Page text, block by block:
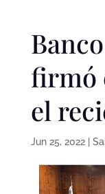
firmó
el
Jun 25, 2022|